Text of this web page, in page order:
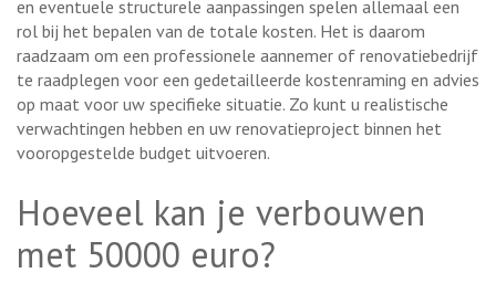
en eventuele structurele aanpassingen spelen allemaal een
rol bij het bepalen van de totale kosten. Het is daarom
raadzaam om een professionele aannemer of renovatiebedrijf
te raadplegen voor een gedetailleerde kostenraming en advies
op maat voor uw specifieke situatie. Zo kunt u realistische
verwachtingen hebben en uw renovatieproject binnen het
vooropgestelde budget uitvoeren.
Hoeveel kan je verbouwen
met 50000 euro?